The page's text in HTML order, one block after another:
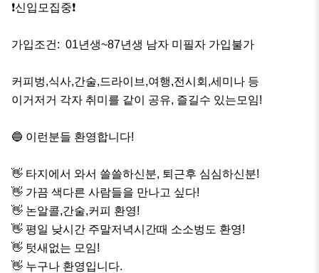
❗️신입모집중❗️
가입조건:  01년생~87년생 남자 미필자 가입불가
커피벙,식사,간술,드라이브,여행,전시회,세미나 등
이거저거 각자 취미를 같이 공유, 즐길수 있는모임!
🔵 이런분들 환영합니다!
👋 타지에서 와서 쓸쓸하신분, 퇴근후 심심하신분!
👋 가끔 색다른 사람들을 만나고 싶다!
👋 논알콜,간술,커피 환영!
👋 평일 낮시간 주말저녁시간때 소소벙도 환영!
👋 텃새없는 모임!
👋 누구나 환영입니다.